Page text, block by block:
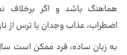
هماهنگ باشد و اگر برخلاف
اضطراب، عذاب وجدان یا ترس از
به زبان ساده، فرد ممکن است